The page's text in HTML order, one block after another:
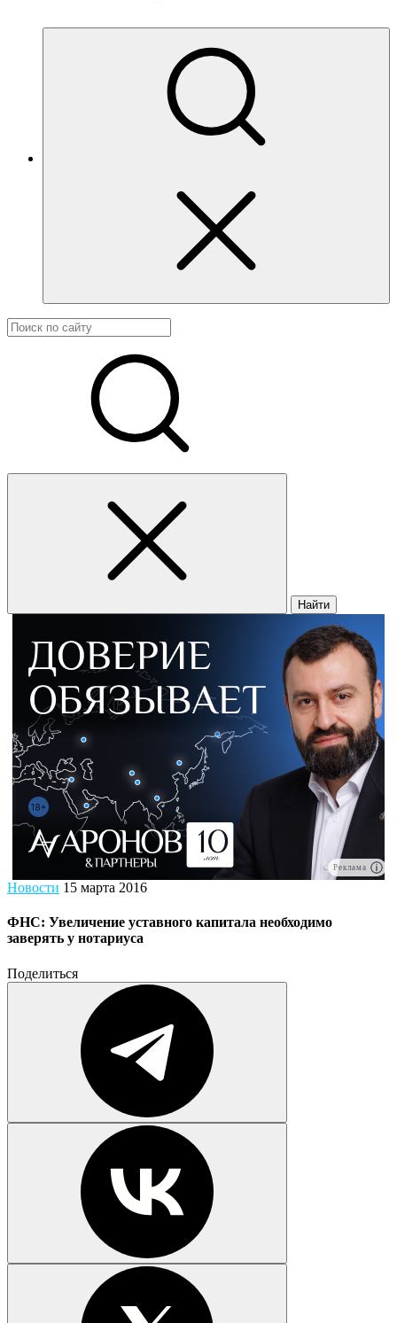
Найти
Реклама
Новости 15 марта 2016
ФНС: Увеличение уставного капитала необходимо
заверять у нотариуса
Поделиться